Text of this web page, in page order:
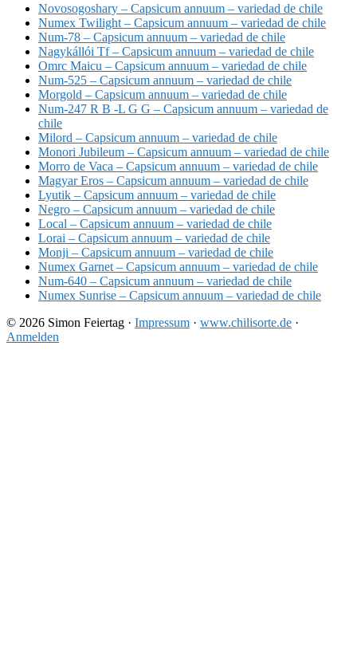
Novosogoshary – Capsicum annuum – variedad de chile
Numex Twilight – Capsicum annuum – variedad de chile
Num-78 – Capsicum annuum – variedad de chile
Nagykállói Tf – Capsicum annuum – variedad de chile
Omrc Maicu – Capsicum annuum – variedad de chile
Num-525 – Capsicum annuum – variedad de chile
Morgold – Capsicum annuum – variedad de chile
Num-247 R B -L G G – Capsicum annuum – variedad de
chile
Milord – Capsicum annuum – variedad de chile
Monori Jubileum – Capsicum annuum – variedad de chile
Morro de Vaca – Capsicum annuum – variedad de chile
Magyar Eros – Capsicum annuum – variedad de chile
Lyutik – Capsicum annuum – variedad de chile
Negro – Capsicum annuum – variedad de chile
Local – Capsicum annuum – variedad de chile
Lorai – Capsicum annuum – variedad de chile
Monji – Capsicum annuum – variedad de chile
Numex Garnet – Capsicum annuum – variedad de chile
Num-640 – Capsicum annuum – variedad de chile
Numex Sunrise – Capsicum annuum – variedad de chile
© 2026 Simon Feiertag · Impressum · www.chilisorte.de ·
Anmelden